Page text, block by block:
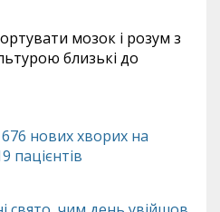
мозок і розум з
близькі до
676 нових хворих на
пацієнтів